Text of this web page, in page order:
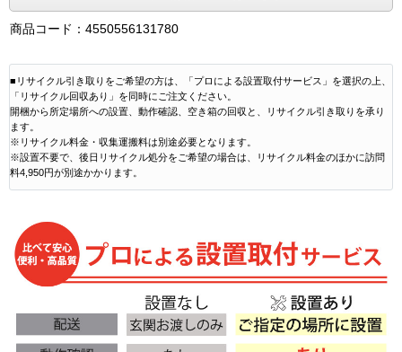
商品コード：4550556131780
■リサイクル引き取りをご希望の方は、「プロによる設置取付サービス」を選択の上、
「リサイクル回収あり」を同時にご注文ください。
開梱から所定場所への設置、動作確認、空き箱の回収と、リサイクル引き取りを承り
ます。
※リサイクル料金・収集運搬料は別途必要となります。
※設置不要で、後日リサイクル処分をご希望の場合は、リサイクル料金のほかに訪問
料4,950円が別途かかります。